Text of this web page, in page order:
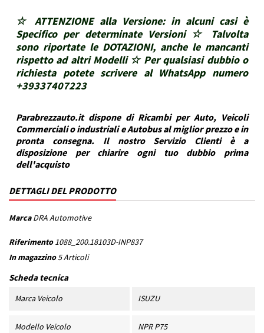
☆ ATTENZIONE alla Versione: in alcuni casi è
Specifico per determinate Versioni ☆ Talvolta
sono riportate le DOTAZIONI, anche le mancanti
rispetto ad altri Modelli ☆ Per qualsiasi dubbio o
richiesta potete scrivere al WhatsApp numero
+39337407223
Parabrezzauto.it dispone di Ricambi per Auto, Veicoli
Commerciali o industriali e Autobus al miglior prezzo e in
pronta consegna. Il nostro Servizio Clienti è a
disposizione per chiarire ogni tuo dubbio prima
dell'acquisto
DETTAGLI DEL PRODOTTO
Marca DRA Automotive
Riferimento 1088_200.18103D-INP837
In magazzino5 Articoli
Scheda tecnica
Marca Veicolo ISUZU
Modello Veicolo NPR P75